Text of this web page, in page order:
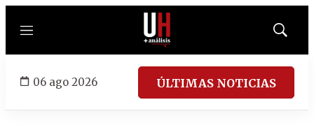
Menú
Mostrar
06 ago 2026 ÚLTIMAS NOTICIAS